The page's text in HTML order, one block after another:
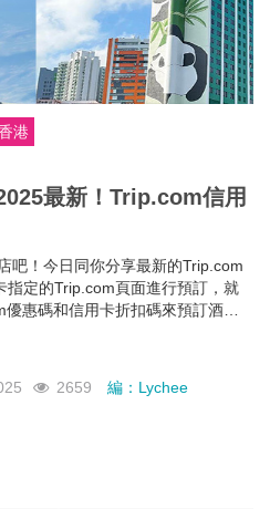
港
最新！Trip.com信用
吧！今日同你分享最新的Trip.com
指定的Trip.com頁面進行預訂，就
惠碼和信用卡折扣碼來預訂酒
2659 編：Lychee